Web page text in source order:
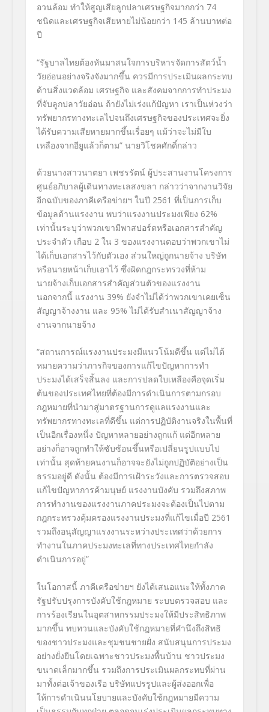
อวนล้อม ทำให้สูญเสียลูกปลาเศรษฐกิจมากกว่า 74
ชนิดและเศรษฐกิจเสียหายไม่น้อยกว่า 145 ล้านบาทต่อ
ปี
“รัฐบาลไทยต้องหันมาสนใจการบริหารจัดการสัตว์น้ำ
วัยอ่อนอย่างจริงจังมากขึ้น ควรมีการประเมินผลกระทบ
ด้านสิ่งแวดล้อม เศรษฐกิจ และสังคมจากการทำประมง
ที่จับลูกปลาวัยอ่อน ถ้ายังไม่เร่งแก้ปัญหา เราเป็นห่วงว่า
ทรัพยากรทางทะเลไปจนถึงเศรษฐกิจของประเทศจะยิ่ง
ได้รับความเสียหายมากขึ้นเรื่อยๆ แม้ว่าจะไม่มีใบ
เหลืองจากอียูแล้วก็ตาม” นายวิโชคศักดิ์กล่าว
ด้วยนางสาวนาตยา เพชรรัตน์ ผู้ประสานงานโครงการ
ศูนย์อภิบาลผู้เดินทางทะเลสงขลา กล่าวว่าจากงานวิจัย
อีกฉบับของภาคีเครือข่ายฯ ในปี 2561 ที่เป็นการเก็บ
ข้อมูลด้านแรงงาน พบว่าแรงงานประมงเพียง 62%
เท่านั้นระบุว่าพวกเขามีพาสปอร์ตหรือเอกสารสำคัญ
ประจำตัว เกือบ 2 ใน 3 ของแรงงานตอบว่าพวกเขาไม่
ได้เก็บเอกสารไว้กับตัวเอง ส่วนใหญ่ถูกนายจ้าง บริษัท
หรือนายหน้าเก็บเอาไว้ ซึ่งผิดกฎกระทรวงที่ห้าม
นายจ้างเก็บเอกสารสำคัญส่วนตัวของแรงงาน
นอกจากนี้ แรงงาน 39% ยังจำไม่ได้ว่าพวกเขาเคยเซ็น
สัญญาจ้างงาน และ 95% ไม่ได้รับสำเนาสัญญาจ้าง
งานจากนายจ้าง
“สถานการณ์แรงงานประมงมีแนวโน้มดีขึ้น แต่ไม่ได้
หมายความว่าภารกิจของการแก้ไขปัญหาการทำ
ประมงได้เสร็จสิ้นลง และการปลดใบเหลืองคือจุดเริ่ม
ต้นของประเทศไทยที่ต้องมีการดำเนินการตามกรอบ
กฎหมายที่นำมาสู่มาตรฐานการดูแลแรงงานและ
ทรัพยากรทางทะเลที่ดีขึ้น แต่การปฏิบัติงานจริงในพื้นที่
เป็นอีกเรื่องหนึ่ง ปัญหาหลายอย่างถูกแก้ แต่อีกหลาย
อย่างก็อาจถูกทำให้ซับซ้อนขึ้นหรือเปลี่ยนรูปแบบไป
เท่านั้น สุดท้ายคนงานก็อาจจะยังไม่ถูกปฏิบัติอย่างเป็น
ธรรมอยู่ดี ดังนั้น ต้องมีการเฝ้าระวังและการตรวจสอบ
แก้ไขปัญหาการค้ามนุษย์ แรงงานบังคับ รวมถึงสภาพ
การทำงานของแรงงานภาคประมงจะต้องเป็นไปตาม
กฎกระทรวงคุ้มครองแรงงานประมงที่แก้ไขเมื่อปี 2561
รวมถึงอนุสัญญาแรงงานระหว่างประเทศว่าด้วยการ
ทำงานในภาคประมงทะเลที่ทางประเทศไทยกำลัง
ดำเนินการอยู่”
ในโอกาสนี้ ภาคีเครือข่ายฯ ยังได้เสนอแนะให้ทั้งภาค
รัฐปรับปรุงการบังคับใช้กฎหมาย ระบบตรวจสอบ และ
การร้องเรียนในอุตสาหกรรมประมงให้มีประสิทธิภาพ
มากขึ้น ทบทวนและบังคับใช้กฎหมายที่คำนึงถึงสิทธิ
ของชาวประมงและชุมชนชายฝั่ง สนับสนุนการประมง
อย่างยั่งยืนโดยเฉพาะชาวประมงพื้นบ้าน ชาวประมง
ขนาดเล็กมากขึ้น รวมถึงการประเมินผลกระทบที่ผ่าน
มาทั้งต่อเจ้าของเรือ บริษัทแปรรูปและผู้ส่งออกเพื่อ
ให้การดำเนินนโยบายและบังคับใช้กฎหมายมีความ